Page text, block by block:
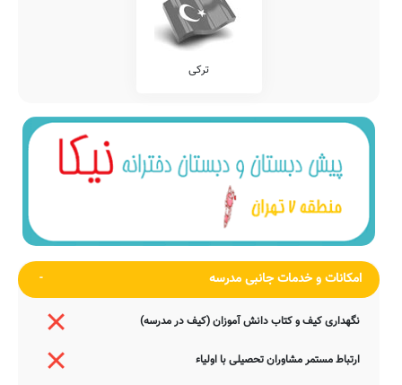
ترکی
امکانات و خدمات جانبی مدرسه
نگهداری کیف و کتاب دانش آموزان (کیف در مدرسه)
ارتباط مستمر مشاوران تحصیلی با اولیاء